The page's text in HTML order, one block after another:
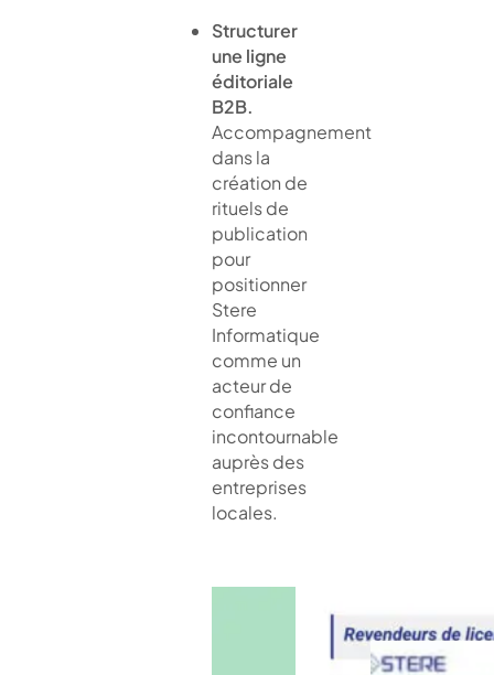
Structurer
une ligne
éditoriale
B2B.
Accompagnement
dans la
création de
rituels de
publication
pour
positionner
Stere
Informatique
comme un
acteur de
confiance
incontournable
auprès des
entreprises
locales.